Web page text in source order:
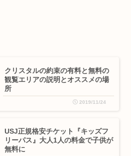
クリスタルの約束の有料と無料の
観覧エリアの説明とオススメの場
所
2019/11/24
USJ正規格安チケット『キッズフ
リーパス』大人1人の料金で子供が
無料に